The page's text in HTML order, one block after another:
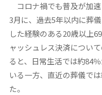
コロナ禍でも普及が加
3月に、過去5年以内に葬
した経験のある20歳以上
ャッシュレス決済につい
ると、日常生活では約84
いる一方、直近の葬儀で
た。